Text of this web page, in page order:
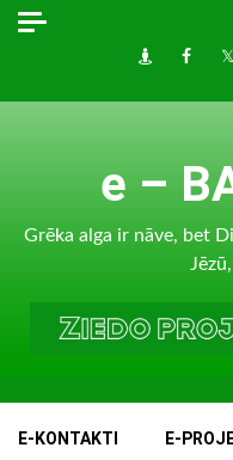
Skip
Draugiem
e –
Grēka alga ir nāve, bet
E-KONTAKTI E-